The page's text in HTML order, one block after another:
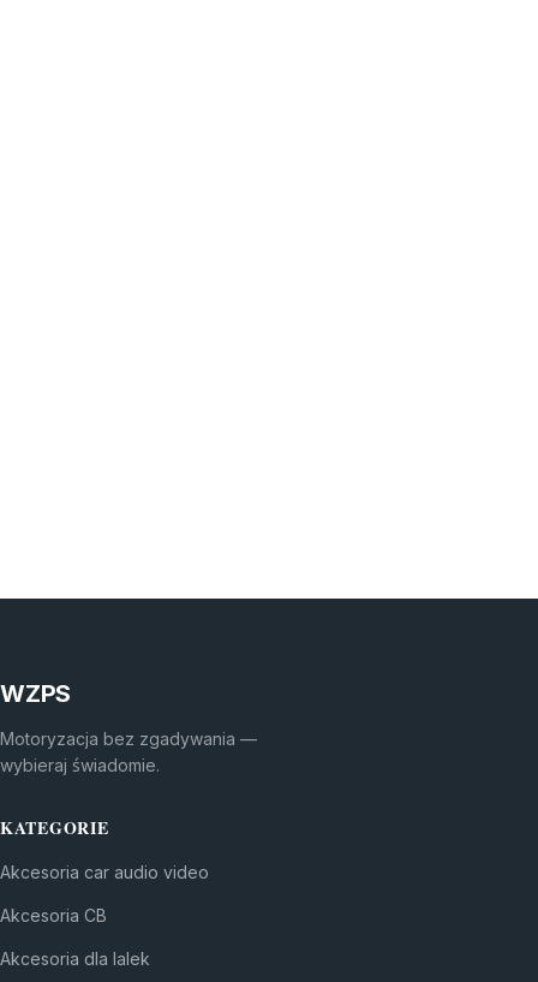
WZPS
Motoryzacja bez zgadywania —
wybieraj świadomie.
KATEGORIE
Akcesoria car audio video
Akcesoria CB
Akcesoria dla lalek